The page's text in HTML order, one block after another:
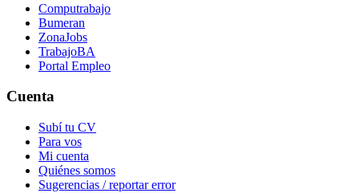
Computrabajo
Bumeran
ZonaJobs
TrabajoBA
Portal Empleo
Cuenta
Subí tu CV
Para vos
Mi cuenta
Quiénes somos
Sugerencias / reportar error